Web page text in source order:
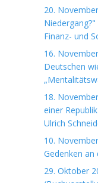
20.
Finanz- und
16.
Deutschen
18.
einer
Ulrich
10.
Gedenken
29. Oktober